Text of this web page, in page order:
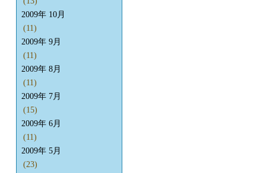
2009年 10月
(11)
2009年 9月
(11)
2009年 8月
(11)
2009年 7月
(15)
2009年 6月
(11)
2009年 5月
(23)